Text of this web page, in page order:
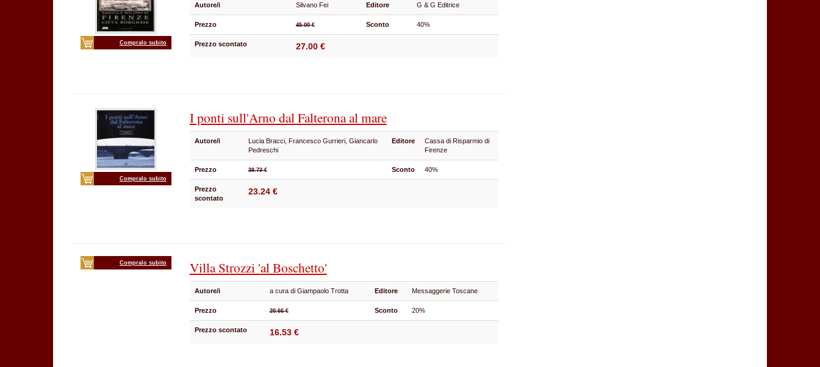
Compralo subito
Autore/i Silvano Fei Editore G & G Editrice
Prezzo 45.00 € Sconto 40%
Prezzo scontato 27.00 €
Compralo subito
I ponti sull'Arno dal Falterona al mare
Autore/i
Lucia Bracci, Francesco Gurrieri, Giancarlo
Pedreschi
Editore
Cassa di Risparmio di
Firenze
Prezzo 38.73 € Sconto 40%
Prezzo
scontato
23.24 €
Compralo subito Villa Strozzi 'al Boschetto'
Autore/i a cura di Giampaolo Trotta Editore Messaggerie Toscane
Prezzo 20.66 € Sconto 20%
Prezzo scontato 16.53 €